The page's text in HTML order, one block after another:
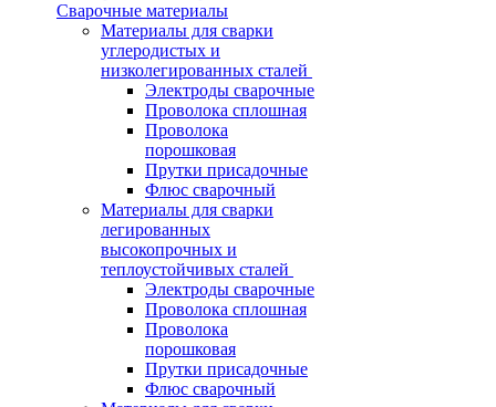
Сварочные материалы
Материалы для сварки
углеродистых и
низколегированных сталей
Электроды сварочные
Проволока сплошная
Проволока
порошковая
Прутки присадочные
Флюс сварочный
Материалы для сварки
легированных
высокопрочных и
теплоустойчивых сталей
Электроды сварочные
Проволока сплошная
Проволока
порошковая
Прутки присадочные
Флюс сварочный